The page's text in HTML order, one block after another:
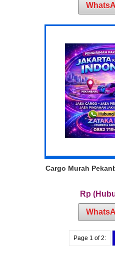
Cargo Murah
Rp
Page 1 of 2: